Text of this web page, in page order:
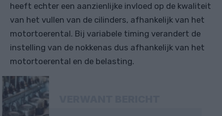
heeft echter een aanzienlijke invloed op de kwaliteit
van het vullen van de cilinders, afhankelijk van het
motortoerental. Bij variabele timing verandert de
instelling van de nokkenas dus afhankelijk van het
motortoerental en de belasting.